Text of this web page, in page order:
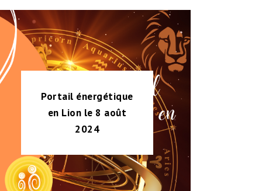
Portail énergétique
en Lion le 8 août
2024